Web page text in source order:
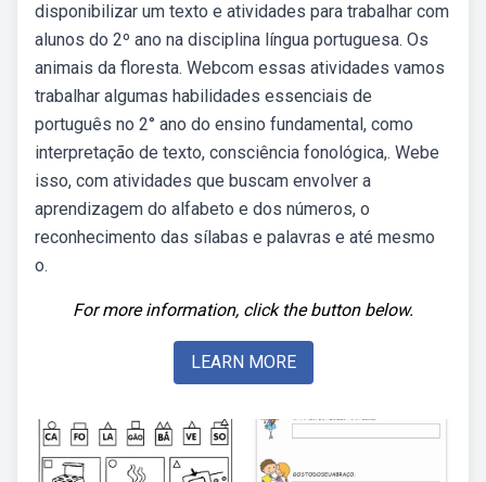
disponibilizar um texto e atividades para trabalhar com
alunos do 2º ano na disciplina língua portuguesa. Os
animais da floresta. Webcom essas atividades vamos
trabalhar algumas habilidades essenciais de
português no 2° ano do ensino fundamental, como
interpretação de texto, consciência fonológica,. Webe
isso, com atividades que buscam envolver a
aprendizagem do alfabeto e dos números, o
reconhecimento das sílabas e palavras e até mesmo
o.
For more information, click the button below.
LEARN MORE